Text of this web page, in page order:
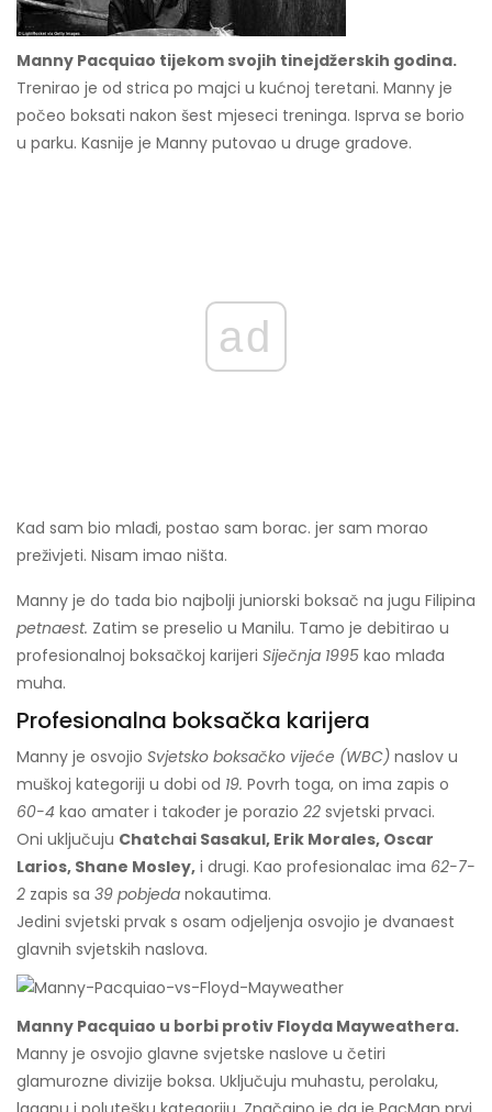
Manny Pacquiao tijekom svojih tinejdžerskih godina.
Trenirao je od strica po majci u kućnoj teretani. Manny je
počeo boksati nakon šest mjeseci treninga. Isprva se borio
u parku. Kasnije je Manny putovao u druge gradove.
ad
Kad sam bio mlađi, postao sam borac. jer sam morao
preživjeti. Nisam imao ništa.
Manny je do tada bio najbolji juniorski boksač na jugu Filipina
petnaest. Zatim se preselio u Manilu. Tamo je debitirao u
profesionalnoj boksačkoj karijeri Siječnja 1995 kao mlađa
muha.
Profesionalna boksačka karijera
Manny je osvojio Svjetsko boksačko vijeće (WBC) naslov u
muškoj kategoriji u dobi od 19. Povrh toga, on ima zapis o
60-4 kao amater i također je porazio 22 svjetski prvaci.
Oni uključuju Chatchai Sasakul, Erik Morales, Oscar
Larios, Shane Mosley, i drugi. Kao profesionalac ima 62-7-
2 zapis sa 39 pobjeda nokautima.
Jedini svjetski prvak s osam odjeljenja osvojio je dvanaest
glavnih svjetskih naslova.
Manny Pacquiao u borbi protiv Floyda Mayweathera.
Manny je osvojio glavne svjetske naslove u četiri
glamurozne divizije boksa. Uključuju muhastu, perolaku,